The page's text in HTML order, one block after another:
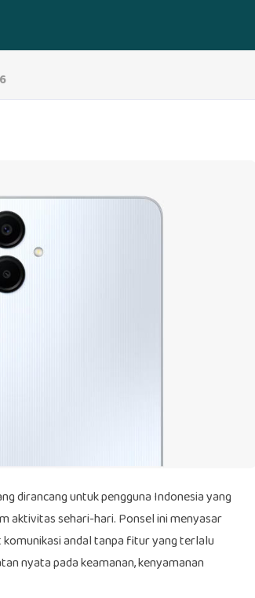
dirancang untuk pengguna Indonesia yang
aktivitas sehari-hari. Ponsel ini menyasar
andal tanpa fitur yang terlalu
nyata pada keamanan, kenyamanan